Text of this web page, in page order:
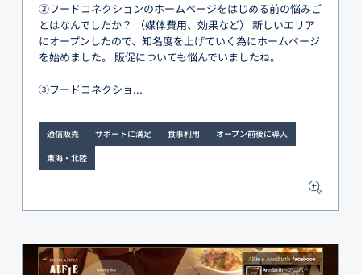
②フードコネクションのホームページをはじめる前の悩みご
とはなんでしたか？ （媒体費用、効果など） 新しいエリア
にオープンしたので、知名度を上げていく為にホームページ
を始めました。 販促についても悩んでいましたね。
③フードコネクショ...
通信販売 サポートに満足 食事利用
オープン前後に導入
東海・北陸